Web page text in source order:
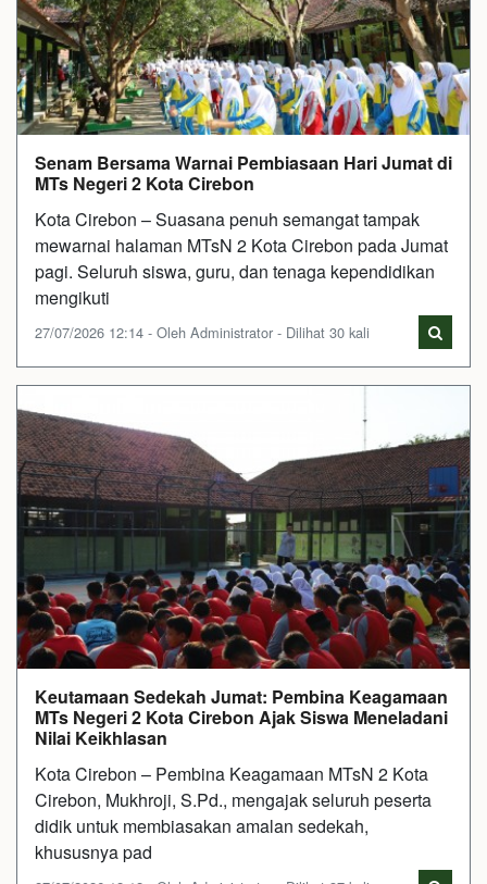
Senam Bersama Warnai Pembiasaan Hari Jumat di
MTs Negeri 2 Kota Cirebon
Kota Cirebon – Suasana penuh semangat tampak
mewarnai halaman MTsN 2 Kota Cirebon pada Jumat
pagi. Seluruh siswa, guru, dan tenaga kependidikan
mengikuti
27/07/2026 12:14 - Oleh Administrator - Dilihat 30 kali
Keutamaan Sedekah Jumat: Pembina Keagamaan
MTs Negeri 2 Kota Cirebon Ajak Siswa Meneladani
Nilai Keikhlasan
Kota Cirebon – Pembina Keagamaan MTsN 2 Kota
Cirebon, Mukhroji, S.Pd., mengajak seluruh peserta
didik untuk membiasakan amalan sedekah,
khususnya pad